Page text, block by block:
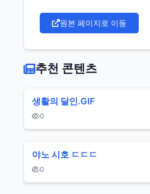
원본 페이지로 이동
추천 콘텐츠
생활의 달인.GIF
0
야노 시호 ㄷㄷㄷ
0